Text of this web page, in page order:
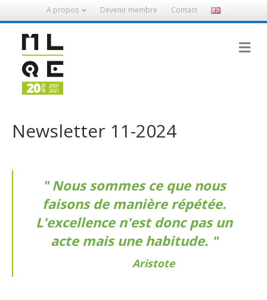
A propos Devenir membre Contact
Newsletter 11-2024
Nous sommes ce que nous
faisons de manière répétée.
L'excellence n'est donc pas un
acte mais une habitude.
Aristote